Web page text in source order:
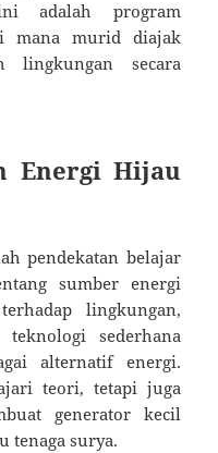
adalah program
mana murid diajak
lingkungan secara
Energi Hijau
pendekatan belajar
sumber energi
lingkungan,
teknologi sederhana
alternatif energi.
teori, tetapi juga
generator kecil
tenaga surya.